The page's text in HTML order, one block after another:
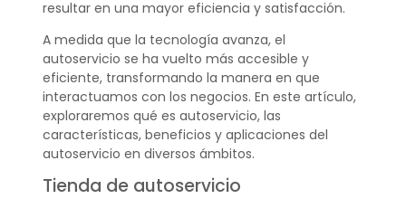
resultar en una mayor eficiencia y satisfacción.
A medida que la tecnología avanza, el
autoservicio se ha vuelto más accesible y
eficiente, transformando la manera en que
interactuamos con los negocios. En este artículo,
exploraremos qué es autoservicio, las
características, beneficios y aplicaciones del
autoservicio en diversos ámbitos.
Tienda de autoservicio